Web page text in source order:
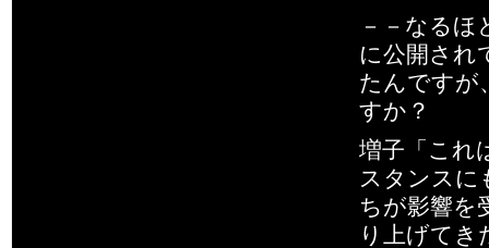
－－なるほ
に公開され
たんですが
すか？
増子「これ
スタンスに
ちが影響を
り上げてき